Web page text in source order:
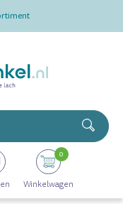
morgen in huis
Winkelwagen
0